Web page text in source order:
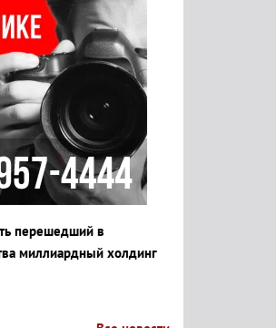
перешедший в
миллиардный холдинг